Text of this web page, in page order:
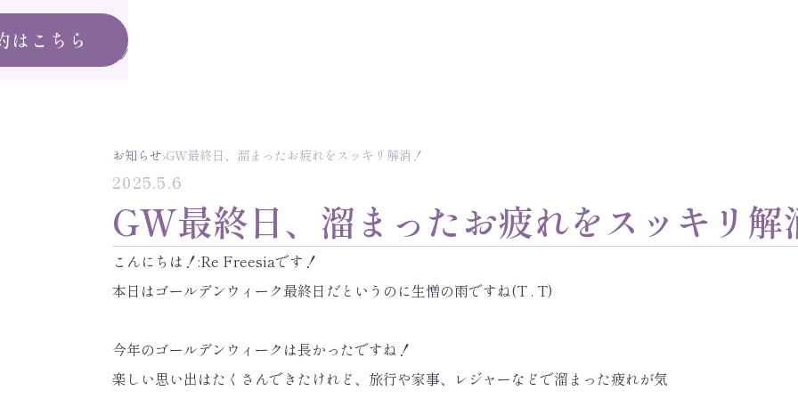
はこちら
お知らせ›GW最終日、溜まったお疲れをスッキリ解消！
2025.5.6
GW最終日、溜まったお疲れをスッキリ解
こんにちは！:Re Freesiaです！
本日はゴールデンウィーク最終日だというのに生憎の雨ですね(T . T)
今年のゴールデンウィークは長かったですね！
楽しい思い出はたくさんできたけれど、旅行や家事、レジャーなどで溜まった疲れが気